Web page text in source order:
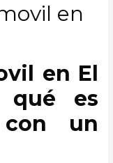
en
en El
qué es
un